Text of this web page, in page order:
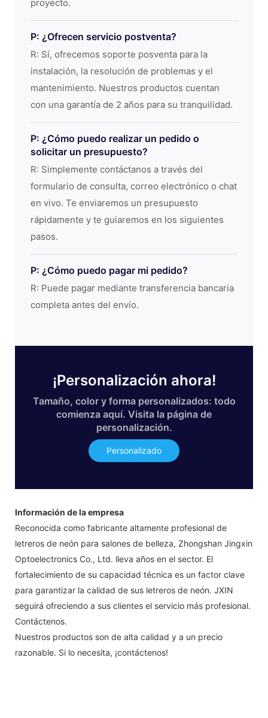
proyecto.
P: ¿Ofrecen servicio postventa?
R: Sí, ofrecemos soporte posventa para la
instalación, la resolución de problemas y el
mantenimiento. Nuestros productos cuentan
con una garantía de 2 años para su tranquilidad.
P: ¿Cómo puedo realizar un pedido o
solicitar un presupuesto?
R: Simplemente contáctanos a través del
formulario de consulta, correo electrónico o chat
en vivo. Te enviaremos un presupuesto
rápidamente y te guiaremos en los siguientes
pasos.
P: ¿Cómo puedo pagar mi pedido?
R: Puede pagar mediante transferencia bancaria
completa antes del envío.
¡Personalización ahora!
Tamaño, color y forma personalizados: todo
comienza aquí. Visita la página de
personalización.
Personalizado
Información de la empresa
Reconocida como fabricante altamente profesional de
letreros de neón para salones de belleza, Zhongshan Jingxin
Optoelectronics Co., Ltd. lleva años en el sector. El
fortalecimiento de su capacidad técnica es un factor clave
para garantizar la calidad de sus letreros de neón. JXIN
seguirá ofreciendo a sus clientes el servicio más profesional.
Contáctenos.
Nuestros productos son de alta calidad y a un precio
razonable. Si lo necesita, ¡contáctenos!